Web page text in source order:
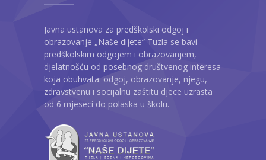
Javna ustanova za predškolski odgoj i
obrazovanje „Naše dijete“ Tuzla se bavi
predškolskim odgojem i obrazovanjem,
djelatnošću od posebnog društvenog interesa
koja obuhvata: odgoj, obrazovanje, njegu,
zdravstvenu i socijalnu zaštitu djece uzrasta
od 6 mjeseci do polaska u školu.